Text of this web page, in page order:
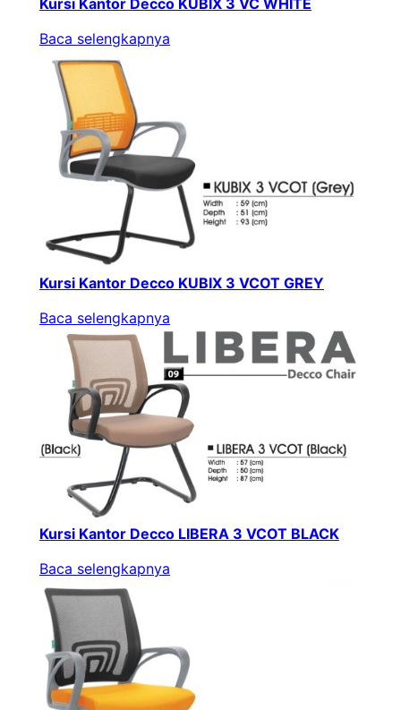
Baca selengkapnya
Kursi Kantor Decco KUBIX 3 VCOT GREY
Baca selengkapnya
Kursi Kantor Decco LIBERA 3 VCOT BLACK
Baca selengkapnya